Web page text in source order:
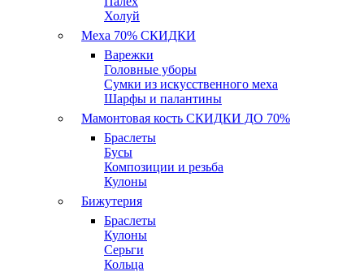
Холуй
Меха 70% СКИДКИ
Варежки
Головные уборы
Сумки из искусственного меха
Шарфы и палантины
Мамонтовая кость СКИДКИ ДО 70%
Браслеты
Бусы
Композиции и резьба
Кулоны
Бижутерия
Браслеты
Кулоны
Серьги
Кольца